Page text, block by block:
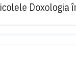
Doxologia